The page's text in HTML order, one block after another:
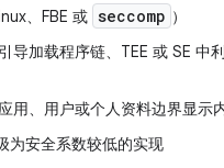
、FBE 或 seccomp ）
加载程序链、TEE 或 SE 中
用、用户或个人资料边界显示
为安全系数较低的实现